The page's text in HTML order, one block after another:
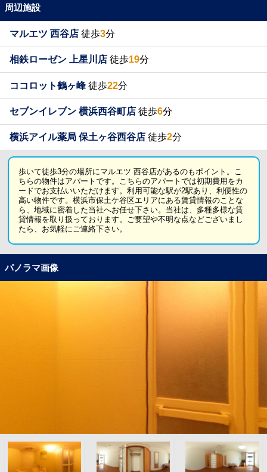
周辺施設
マルエツ 西谷店 徒歩3分
相鉄ローゼン 上星川店 徒歩19分
ココロット鶴ヶ峰徒歩22分
セブンイレブン 横浜西谷町店 徒歩6分
横浜アイル薬局 保土ヶ谷西谷店 徒歩2分
歩いて徒歩3分の場所にマルエツ 西谷店があるのもポイント。こ
ちらの物件はアパートです。こちらのアパートでは初期費用をカ
ードでお支払いいただけます。利用可能な駅が2駅あり、利便性の
高い物件です。横浜市保土ケ谷区エリアにある賃貸情報のことな
ら、地域に密着した当社へお任せ下さい。当社は、多種多様な賃
貸情報を取り扱っております。ご要望や不明な点などございまし
たら、お気軽にご連絡下さい。
パノラマ画像